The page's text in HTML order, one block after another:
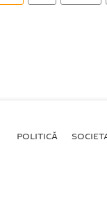
POLITICĂ